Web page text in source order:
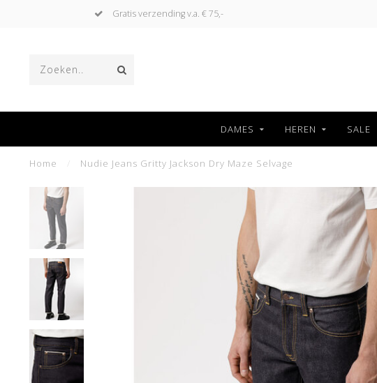
Gratis verzending v.a. € 75,-
DAMES HEREN SALE
Home Nudie Jeans Gritty Jackson Dry Maze Selvage